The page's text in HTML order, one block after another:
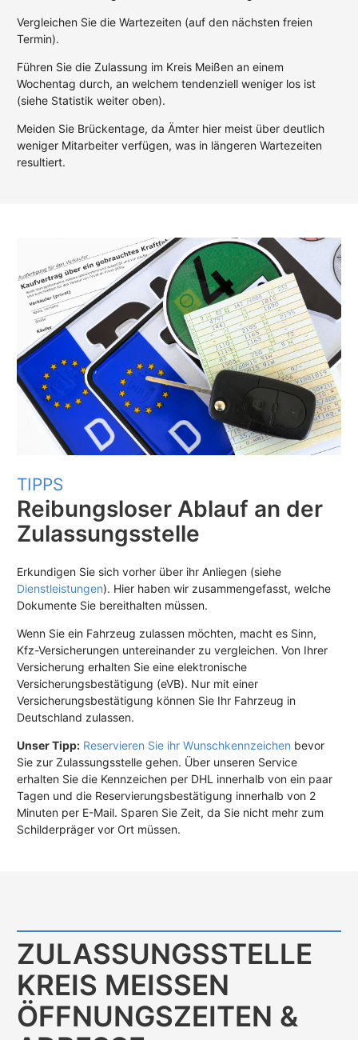
Vergleichen Sie die Wartezeiten (auf den nächsten freien
Termin).
Führen Sie die Zulassung im Kreis Meißen an einem
Wochentag durch, an welchem tendenziell weniger los ist
(siehe Statistik weiter oben).
Meiden Sie Brückentage, da Ämter hier meist über deutlich
weniger Mitarbeiter verfügen, was in längeren Wartezeiten
resultiert.
TIPPS
Reibungsloser Ablauf an der
Zulassungsstelle
Erkundigen Sie sich vorher über ihr Anliegen (siehe
Dienstleistungen). Hier haben wir zusammengefasst, welche
Dokumente Sie bereithalten müssen.
Wenn Sie ein Fahrzeug zulassen möchten, macht es Sinn,
Kfz-Versicherungen untereinander zu vergleichen. Von Ihrer
Versicherung erhalten Sie eine elektronische
Versicherungsbestätigung (eVB). Nur mit einer
Versicherungsbestätigung können Sie Ihr Fahrzeug in
Deutschland zulassen.
Unser Tipp: Reservieren Sie ihr Wunschkennzeichen bevor
Sie zur Zulassungsstelle gehen. Über unseren Service
erhalten Sie die Kennzeichen per DHL innerhalb von ein paar
Tagen und die Reservierungsbestätigung innerhalb von 2
Minuten per E-Mail. Sparen Sie Zeit, da Sie nicht mehr zum
Schilderpräger vor Ort müssen.
ZULASSUNGS­STELLE
KREIS MEISSEN Ö
FFNUNGS­ZEITEN & A